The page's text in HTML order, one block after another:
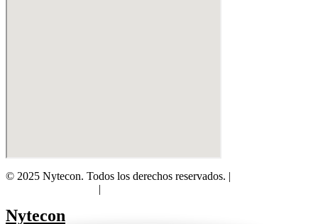
© 2025 Nytecon. Todos los derechos reservados. |
|
Nytecon